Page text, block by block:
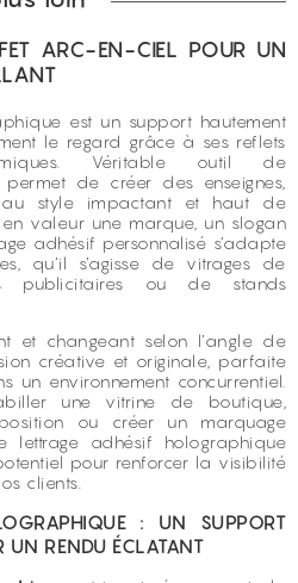
ARC-EN-CIEL POUR UN
est un support hautement
le regard grâce à ses reflets
Véritable outil de
de créer des enseignes,
au style impactant et haut de
valeur une marque, un slogan
adhésif personnalisé s’adapte
qu’il s’agisse de vitrages de
publicitaires ou de stands
et changeant selon l’angle de
créative et originale, parfaite
un environnement concurrentiel.
une vitrine de boutique,
ou créer un marquage
lettrage adhésif holographique
pour renforcer la visibilité
clients.
: UN SUPPORT
UN RENDU ÉCLATANT